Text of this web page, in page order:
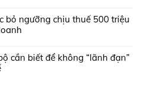
bỏ ngưỡng chịu thuế 500 triệu
cần biết để không “lãnh đạn”